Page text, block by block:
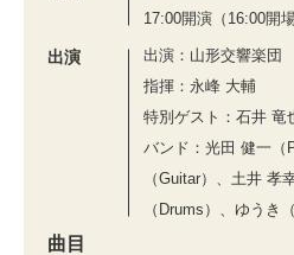
17:00開演（16:00開場
出演
出演：山形交響楽団
指揮：永峰 大輔
特別ゲスト：石井 竜
バンド：光田 健一（
（Guitar）、土井 孝
（Drums）、ゆうき
曲目